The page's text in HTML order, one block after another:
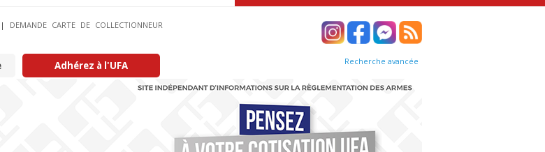
| DEMANDE CARTE DE COLLECTIONNEUR
Adhérez à l'UFA Recherche avancée